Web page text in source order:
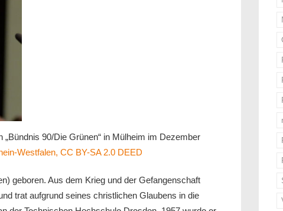
90/Die Grünen“ in Mülheim im Dezember
Westfalen, CC BY-SA 2.0 DEED
geboren. Aus dem Krieg und der Gefangenschaft
trat aufgrund seines christlichen Glaubens in die